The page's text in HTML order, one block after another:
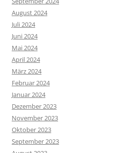
August 2024
Juli 2024
Juni 2024
Mai 2024
April 2024
März 2024
Februar 2024
Januar 2024
Dezember 2023
November 2023
Oktober 2023
September 2023